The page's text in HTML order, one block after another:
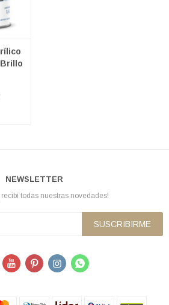
NEWSLETTER
recibí todas nuestras novedades!
SUSCRIBIRME
   